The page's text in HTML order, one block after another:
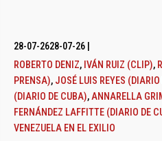
28-07-2628-07-26
ROBERTO DENIZ, IVÁN RUIZ (CLIP),
PRENSA), JOSÉ LUIS REYES
(DIARIO DE CUBA),ANNARELLA
FERNÁNDEZ LAFFITTE (DIARIO DE
VENEZUELA EN EL EXILIO